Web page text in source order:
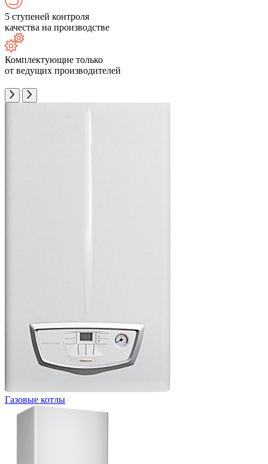
5 ступеней контроля
качества на производстве
Комплектующие только
от ведущих производителей
Газовые котлы